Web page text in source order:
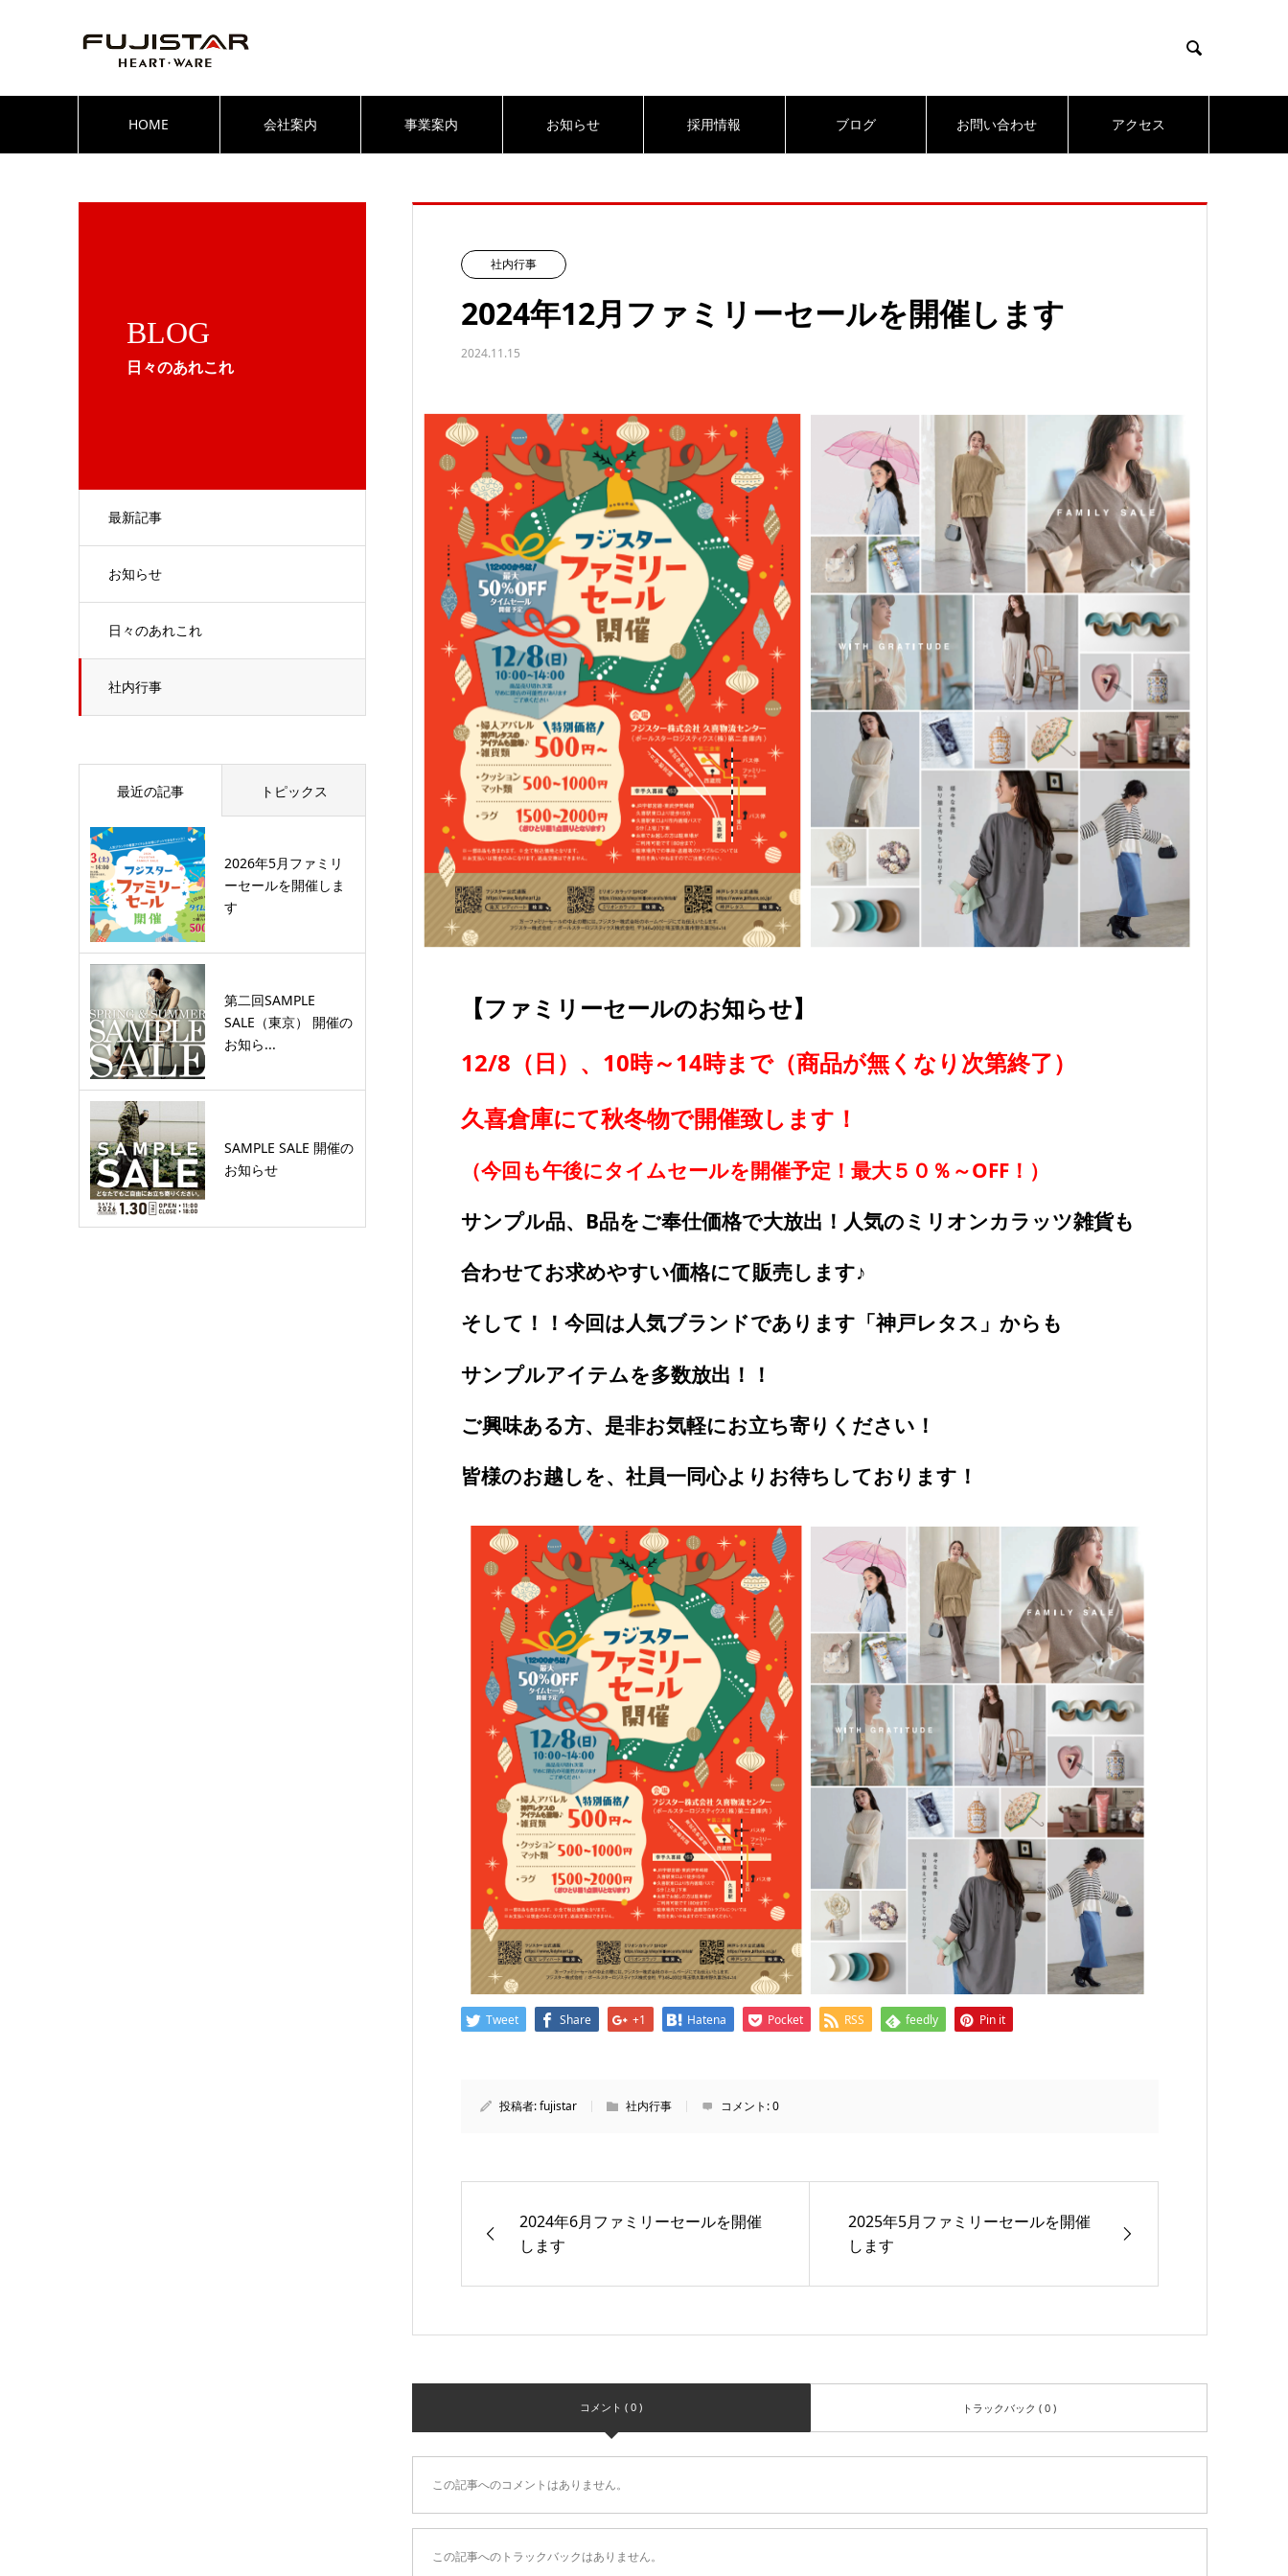

HOME 会社案内 事業案内 お知らせ 採用情報 ブログ お問い合わせ アクセス
BLOG
日々のあれこれ
最新記事
お知らせ
日々のあれこれ
社内行事
社内行事
2024年12月ファミリーセールを開催します
2024.11.15
【ファミリーセールのお知らせ】
12/8（日）、10時～14時まで（商品が無くなり次第終了）
久喜倉庫にて秋冬物で開催致します！
（今回も午後にタイムセールを開催予定！最大５０％～OFF！）
サンプル品、B品をご奉仕価格で大放出！人気のミリオンカラッツ雑貨も
合わせてお求めやすい価格にて販売します♪
そして！！今回は人気ブランドであります「神戸レタス」からも
サンプルアイテムを多数放出！！
ご興味ある方、是非お気軽にお立ち寄りください！
皆様のお越しを、社員一同心よりお待ちしております！
Tweet Share +1 Hatena Pocket RSS feedly Pin it
投稿者:fujistar 社内行事 コメント:0
2024年6月ファミリーセールを開催
します
2025年5月ファミリーセールを開催
します
コメント ( 0 ) トラックバック ( 0 )
この記事へのコメントはありません。
この記事へのトラックバックはありません。
最近の記事 トピックス
2026年5月ファミリ
ーセールを開催しま
す
第二回SAMPLE
SALE（東京） 開催の
お知ら...
SAMPLE SALE 開催の
お知らせ